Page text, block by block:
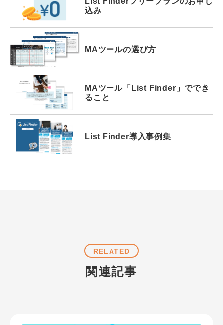
込み
MAツールの選び方
MAツール 「List Finder」ででき
ること
List Finder導入事例集
RELATED
関連記事